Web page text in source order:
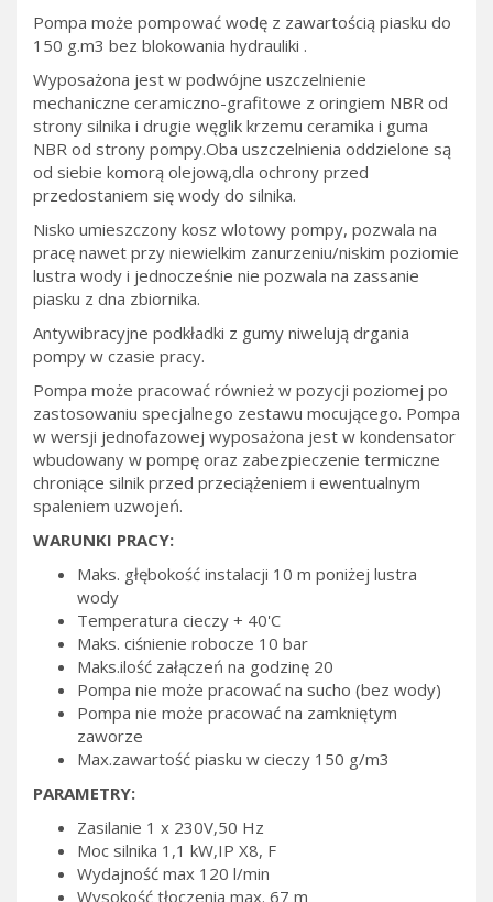
Pompa może pompować wodę z zawartością piasku do
150 g.m3 bez blokowania hydrauliki .
Wyposażona jest w podwójne uszczelnienie
mechaniczne ceramiczno-grafitowe z oringiem NBR od
strony silnika i drugie węglik krzemu ceramika i guma
NBR od strony pompy.Oba uszczelnienia oddzielone są
od siebie komorą olejową,dla ochrony przed
przedostaniem się wody do silnika.
Nisko umieszczony kosz wlotowy pompy, pozwala na
pracę nawet przy niewielkim zanurzeniu/niskim poziomie
lustra wody i jednocześnie nie pozwala na zassanie
piasku z dna zbiornika.
Antywibracyjne podkładki z gumy niwelują drgania
pompy w czasie pracy.
Pompa może pracować również w pozycji poziomej po
zastosowaniu specjalnego zestawu mocującego. Pompa
w wersji jednofazowej wyposażona jest w kondensator
wbudowany w pompę oraz zabezpieczenie termiczne
chroniące silnik przed przeciążeniem i ewentualnym
spaleniem uzwojeń.
WARUNKI PRACY:
Maks. głębokość instalacji 10 m poniżej lustra
wody
Temperatura cieczy + 40'C
Maks. ciśnienie robocze 10 bar
Maks.ilość załączeń na godzinę 20
Pompa nie może pracować na sucho (bez wody)
Pompa nie może pracować na zamkniętym
zaworze
Max.zawartość piasku w cieczy 150 g/m3
PARAMETRY:
Zasilanie 1 x 230V,50 Hz
Moc silnika 1,1 kW,IP X8, F
Wydajność max 120 l/min
Wysokość tłoczenia max. 67 m